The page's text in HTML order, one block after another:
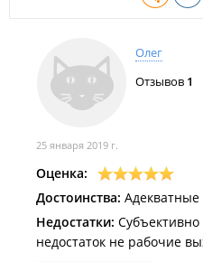
Олег
Отзывов 1
25 января 2019 г.
Оценка:
Достоинства: Адекватные
Недостатки:
недостаток не рабочие